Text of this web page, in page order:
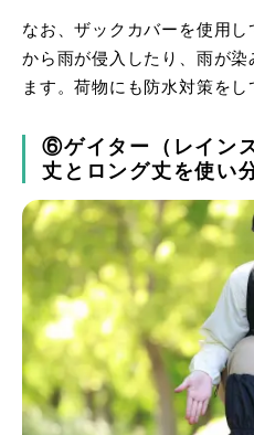
なお、ザックカバーを使用
から雨が侵入したり、雨が
ます。荷物にも防水対策をし
⑥ゲイター（レイン
丈とロング丈を使い